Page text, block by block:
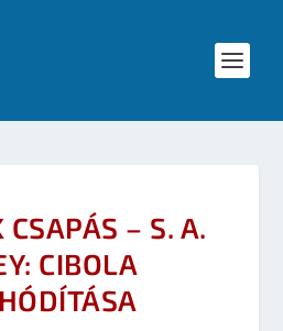
CSAPÁS – S. A.
CIBOLA